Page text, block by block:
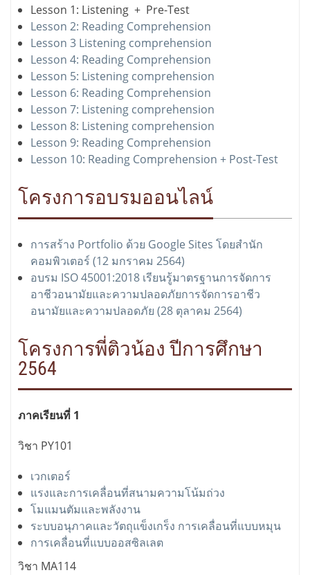
Lesson 1: Listening + Pre-Test
Lesson 2: Reading Comprehension
Lesson 3 Listening comprehension
Lesson 4: Reading Comprehension
Lesson 5: Listening comprehension
Lesson 6: Reading Comprehension
Lesson 7: Listening comprehension
Lesson 8: Listening comprehension
Lesson 9: Reading Comprehension
Lesson 10: Reading Comprehension + Post-Test
โครงการอบรมออนไลน์
การสร้าง Portfolio ด้วย Google Sites โดยสำนัก
คอมพิวเตอร์ (12 มกราคม 2564)
อบรม ISO 45001:2018 เรียนรู้มาตรฐานการจัดการ
อาชีวอนามัยและความปลอดภัยการจัดการอาชีว
อนามัยและความปลอดภัย (28 ตุลาคม 2564)
โครงการพี่ติวน้อง ปีการศึกษา
2564
ภาคเรียนที่ 1
วิชา PY101
เวกเตอร์
แรงและการเคลื่อนที่สนามความโน้มถ่วง
โมแมนตัมและพลังงาน
ระบบอนุภาคและวัตถุแข็งเกร็ง การเคลื่อนที่แบบหมุน
การเคลื่อนที่แบบออสซิลเลต
วิชา MA114